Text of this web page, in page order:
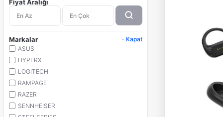
Fiyat Aralığı
Markalar
- Kapat
ASUS
HYPERX
LOGITECH
RAMPAGE
RAZER
SENNHEISER